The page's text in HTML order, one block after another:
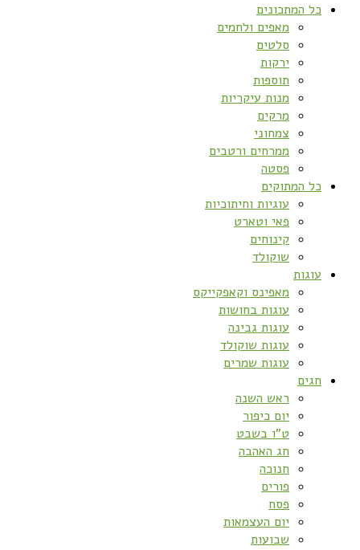
כל המתכונים
מאפים ולחמים
סלטים
ירקות
תוספות
מנות עיקריות
מרקים
צמחוני
ממרחים ורטבים
פסטה
כל המתוקים
עוגיות וחיתוכיות
פאי וטארט
קינוחים
שוקולד
עוגות
מאפינס וקאפקייקס
עוגות בחושות
עוגות גבינה
עוגות שוקולד
עוגות שמרים
חגים
ראש השנה
יום כיפור
ט”ו בשבט
חג האהבה
חנוכה
פורים
פסח
יום העצמאות
שבועות